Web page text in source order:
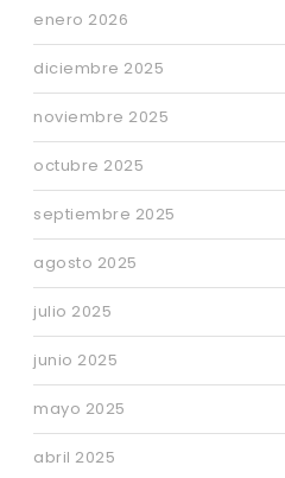
enero 2026
diciembre 2025
noviembre 2025
octubre 2025
septiembre 2025
agosto 2025
julio 2025
junio 2025
mayo 2025
abril 2025